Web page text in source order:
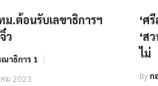
ม.ต้อนรับเลขาธิการฯ
ว
าธิการ 1
ม 2023
‘ศ
‘ส
ไม่
Byก